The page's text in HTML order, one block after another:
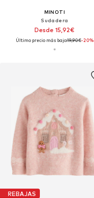
MINOTI
Sudadera
Desde 15,92€
Último precio más bajo:19,90€-20%
REBAJAS